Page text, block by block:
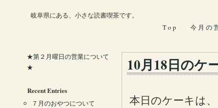
岐阜県にある、小さな読書喫茶です。
T o p
今 月 の
10月18日のケ
本日のケーキは
★第２月曜日の営業について
★
Recent Entries
７月のおやつについて